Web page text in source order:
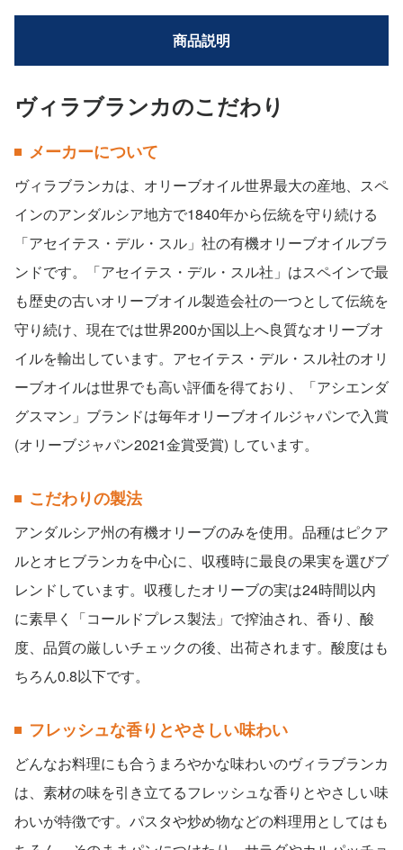
商品説明
ヴィラブランカのこだわり
メーカーについて
ヴィラブランカは、オリーブオイル世界最大の産地、スペ
インのアンダルシア地方で1840年から伝統を守り続ける
「アセイテス・デル・スル」社の有機オリーブオイルブラ
ンドです。「アセイテス・デル・スル社」はスペインで最
も歴史の古いオリーブオイル製造会社の一つとして伝統を
守り続け、現在では世界200か国以上へ良質なオリーブオ
イルを輸出しています。アセイテス・デル・スル社のオリ
ーブオイルは世界でも高い評価を得ており、「アシエンダ
グスマン」ブランドは毎年オリーブオイルジャパンで入賞
(オリーブジャパン2021金賞受賞) しています。
こだわりの製法
アンダルシア州の有機オリーブのみを使用。品種はピクア
ルとオヒブランカを中心に、収穫時に最良の果実を選びブ
レンドしています。収穫したオリーブの実は24時間以内
に素早く「コールドプレス製法」で搾油され、香り、酸
度、品質の厳しいチェックの後、出荷されます。酸度はも
ちろん0.8以下です。
フレッシュな香りとやさしい味わい
どんなお料理にも合うまろやかな味わいのヴィラブランカ
は、素材の味を引き立てるフレッシュな香りとやさしい味
わいが特徴です。パスタや炒め物などの料理用としてはも